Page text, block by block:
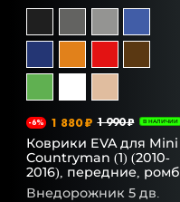
-6% 1 880 ₽ 1 990 ₽ В НАЛИЧИИ
Коврики EVA для Mini
Countryman (1) (2010-
2016), передние, ромб
Внедорожник 5 дв.